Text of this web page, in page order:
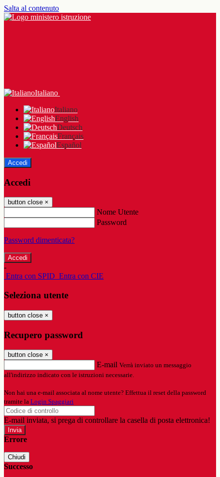
Salta al contenuto
Italiano
Italiano
English
Deutsch
Français
Español
Accedi
Accedi
button close ×
Nome Utente
Password
Password dimenticata?
-
Entra con SPID Entra con CIE
Seleziona utente
button close ×
Recupero password
button close ×
E-mail Verrà inviato un messaggio
all'indirizzo indicato con le istruzioni necessarie.
Non hai una e-mail associata al nome utente? Effettua il reset della password
tramite la Login Spaggiari
E-mail inviata, si prega di controllare la casella di posta elettronica!
Errore
Chiudi
Successo